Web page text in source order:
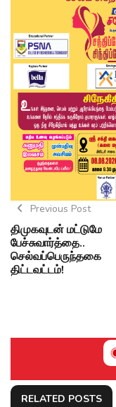
Previous Post
திமுகவுடன் மட்டுமே
பேச்சுவார்த்தை..
செல்வப்பெருந்தகை
திட்டவட்டம்!
RELATED POSTS